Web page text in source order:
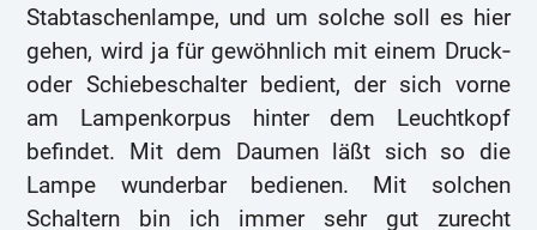
Stabtaschenlampe, und um solche soll es hier
gehen, wird ja für gewöhnlich mit einem Druck‑
oder Schiebeschalter bedient, der sich vorne
am Lampenkorpus hinter dem Leuchtkopf
befindet. Mit dem Daumen läßt sich so die
Lampe wunderbar bedienen. Mit solchen
Schaltern bin ich immer sehr gut zurecht